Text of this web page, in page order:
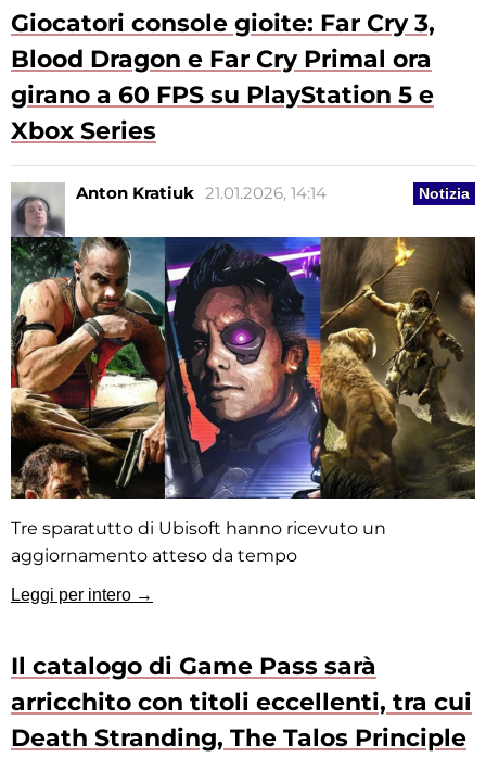
Giocatori console gioite: Far Cry 3,
Blood Dragon e Far Cry Primal ora
girano a 60 FPS su PlayStation 5 e
Xbox Series
Notizia
Anton Kratiuk 21.01.2026, 14:14
Tre sparatutto di Ubisoft hanno ricevuto un
aggiornamento atteso da tempo
Leggi per intero →
Il catalogo di Game Pass sarà
arricchito con titoli eccellenti, tra cui
Death Stranding, The Talos Principle